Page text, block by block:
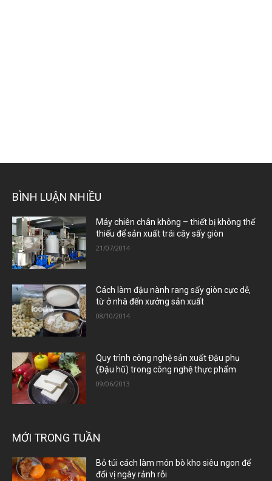
BÌNH LUẬN NHIỀU
Máy chiên chân không – thiết bị không thể
thiếu để sản xuất trái cây sấy giòn
21/07/2014
Cách làm đậu nành rang sấy giòn cực dễ,
từ ở nhà đến xưởng sản xuất
08/10/2014
Quy trình công nghệ sản xuất Đậu phụ
(Đậu hũ) trong công nghệ thực phẩm
09/06/2013
MỚI TRONG TUẦN
Bỏ túi cách làm món bò kho siêu ngon để
đổi vị ngày rảnh rỗi